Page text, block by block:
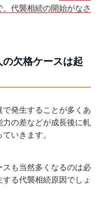
代襲相続の開始がなさ
欠格ケースは起
発生することが多くあ
力の差などが成長後に軋
いきます。
も当然多くなるのは必
る代襲相続原因でしょ